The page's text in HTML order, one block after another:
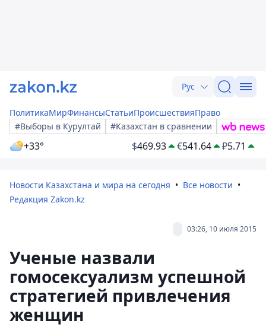
Рус
ПолитикаМирФинансыСтатьиПроисшествияПраво
#Выборы в Курултай
#Казахстан в сравнении
+33° $469.93 €541.64 ₽5.71
Новости Казахстана и мира на сегодня
Все новости
Редакция Zakon.kz
03:26, 10 июля 2015
Ученые назвали
гомосексуализм успешной
стратегией привлечения
женщин